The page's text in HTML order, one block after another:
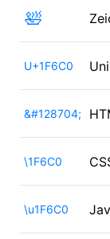
🛀
U+1F6C0
&#128704;
\1F6C0
\u1F6C0